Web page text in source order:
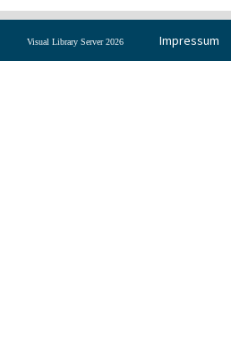
Impressum
Visual Library Server 2026